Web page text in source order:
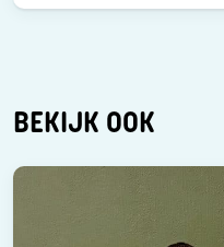
BEKIJK OOK